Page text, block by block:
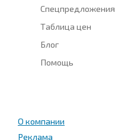
Спецпредложения
Таблица цен
Блог
Помощь
О компании
Реклама